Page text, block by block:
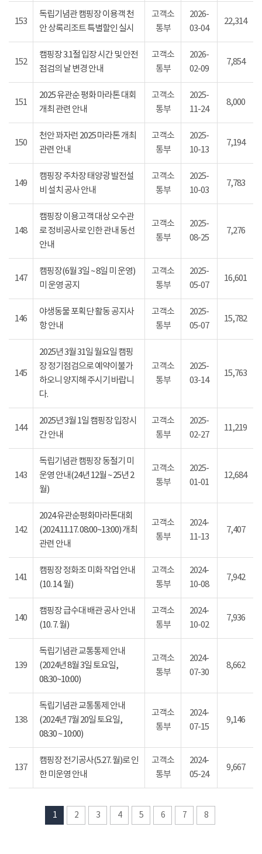
153
독립기념관 캠핑장 이용객 천
안 상록리조트 특별할인 실시
고객소
통부
2026-
03-04
22,314
152
캠핑장 3.1절 입장 시간 및 안전
점검의 날 변경 안내
고객소
통부
2026-
02-09
7,854
151
2025 유관순 평화 마라톤 대회
개최 관련 안내
고객소
통부
2025-
11-24
8,000
150
천안 꽈자런 2025 마라톤 개최
관련 안내
고객소
통부
2025-
10-13
7,194
149
캠핑장 주차장 태양광 발전설
비 설치 공사 안내
고객소
통부
2025-
10-03
7,783
148
캠핑장 이용고객 대상 오수관
로 정비공사로 인한 관내 동선
안내
고객소
통부
2025-
08-25
7,276
147
캠핑장(6월 3일 ~ 8일 미 운영)
미 운영 공지
고객소
통부
2025-
05-07
16,601
146
야생동물 포획단 활동 공지사
항 안내
고객소
통부
2025-
05-07
15,782
145
2025년 3월 31일 월요일 캠핑
장 정기점검으로 예약이불가
하오니 양지해 주시기 바랍니
다.
고객소
통부
2025-
03-14
15,763
144
2025년 3월 1일 캠핑장 입장시
간 안내
고객소
통부
2025-
02-27
11,219
143
독립기념관 캠핑장 동절기 미
운영 안내(24년 12월 ~ 25년 2
월)
고객소
통부
2025-
01-01
12,684
142
2024 유관순평화마라톤대회
(2024.11.17. 08:00~13:00) 개최
관련 안내
고객소
통부
2024-
11-13
7,407
141
캠핑장 정화조 미화 작업 안내
(10. 14. 월)
고객소
통부
2024-
10-08
7,942
140
캠핑장 급수대 배관 공사 안내
(10. 7. 월)
고객소
통부
2024-
10-02
7,936
139
독립기념관 교통통제 안내
(2024년 8월 3일 토요일,
08:30~10:00)
고객소
통부
2024-
07-30
8,662
138
독립기념관 교통통제 안내
(2024년 7월 20일 토요일,
08:30 ~ 10:00)
고객소
통부
2024-
07-15
9,146
137
캠핑장 전기공사(5.27. 월)로 인
한 미운영 안내
고객소
통부
2024-
05-24
9,667
1 2 3 4 5 6 7 8